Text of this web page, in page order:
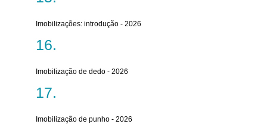
Imobilizações: introdução - 2026
Imobilização de dedo - 2026
Imobilização de punho - 2026